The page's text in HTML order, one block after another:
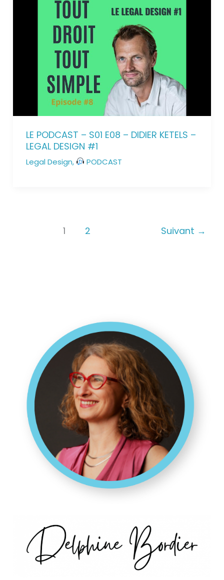
LE PODCAST – S01 E08 – DIDIER KETELS –
LEGAL DESIGN #1
Legal Design, PODCAST
1 2 Suivant →